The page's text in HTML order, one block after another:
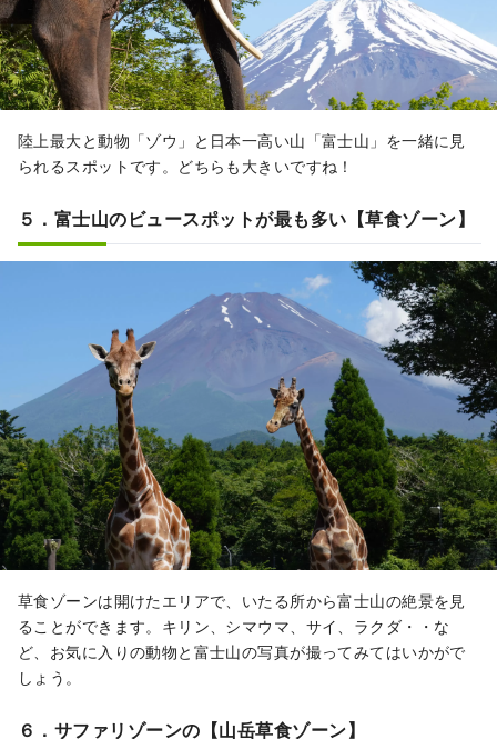
陸上最大と動物「ゾウ」と日本一高い山「富士山」を一緒に見
られるスポットです。どちらも大きいですね！
５．富士山のビュースポットが最も多い【草食ゾーン】
草食ゾーンは開けたエリアで、いたる所から富士山の絶景を見
ることができます。キリン、シマウマ、サイ、ラクダ・・な
ど、お気に入りの動物と富士山の写真が撮ってみてはいかがで
しょう。
６．サファリゾーンの【山岳草食ゾーン】